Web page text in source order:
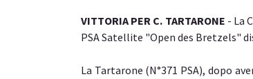
VITTORIA PER C. TARTARONE - La
PSA Satellite "Open des Bretzels"
La Tartarone (N°371 PSA), dopo